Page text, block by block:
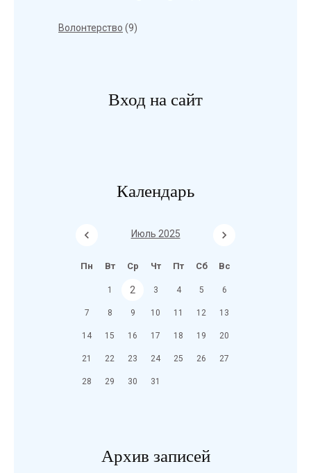
Волонтерство (9)
Вход на сайт
Календарь
Июль 2025
Пн Вт Ср Чт Пт Сб Вс
1 2 3 4 5 6
7 8 9 10 11 12 13
14 15 16 17 18 19 20
21 22 23 24 25 26 27
28 29 30 31
Архив записей